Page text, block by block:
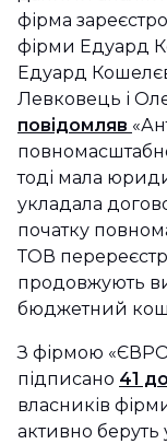
фірма
фірми Едуард
Едуард
Левковець і
повідомляв
тоді мала
укладала
початку
ТОВ
продовжують
бюджетний
З фірмою
підписано 41
власників
активно беруть